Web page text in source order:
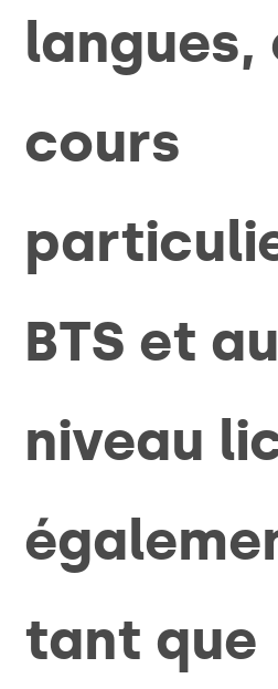
langues,
cours
BTS et au
niveau
tant que